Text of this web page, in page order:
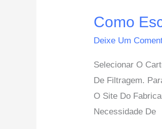
Como
Deixe Um
Selecionar O
De Filtragem.
O Site Do
Necessidade De
E
Substituir
Cartucho
De
Recarga
Do